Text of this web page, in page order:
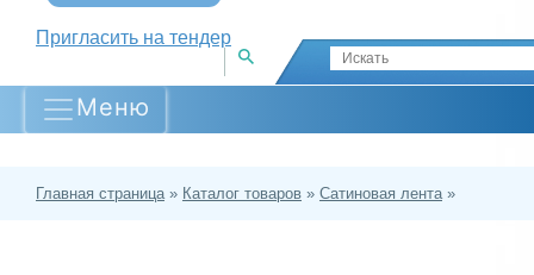
Пригласить на тендер
Меню
Главная страница » Каталог товаров » Сатиновая лента »